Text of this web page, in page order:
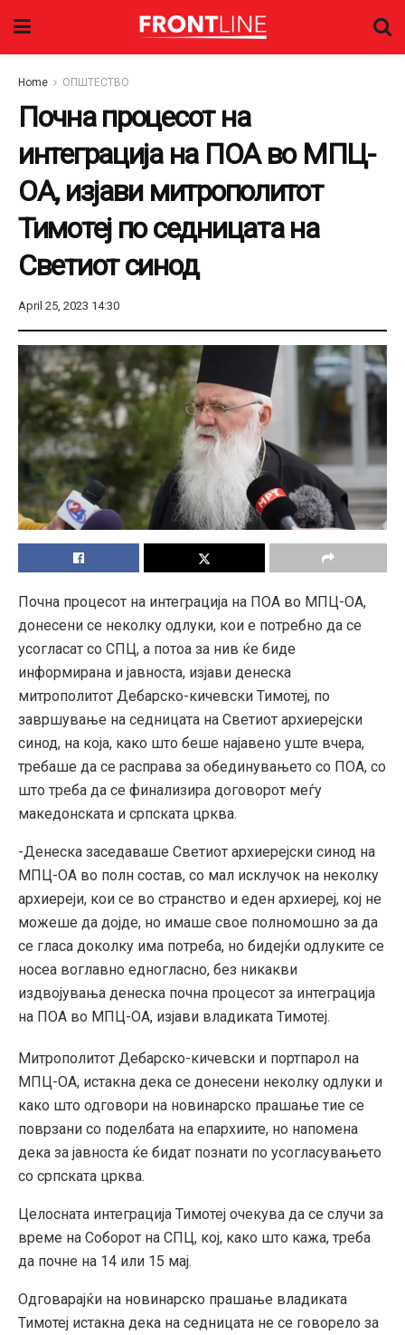
Home ОПШТЕСТВО
Почна процесот на
интеграција на ПОА во МПЦ-
ОА, изјави митрополитот
Тимотеј по седницата на
Светиот синод
April 25, 2023 14:30
Почна процесот на интеграција на ПОА во МПЦ-ОА,
донесени се неколку одлуки, кои е потребно да се
усогласат со СПЦ, а потоа за нив ќе биде
информирана и јавноста, изјави денеска
митрополитот Дебарско-кичевски Тимотеј, по
завршување на седницата на Светиот архиерејски
синод, на која, како што беше најавено уште вчера,
требаше да се расправа за обединувањето со ПОА, со
што треба да се финализира договорот меѓу
македонската и српската црква.
-Денеска заседаваше Светиот архиерејски синод на
МПЦ-ОА во полн состав, со мал исклучок на неколку
архиереји, кои се во странство и еден архиереј, кој не
можеше да дојде, но имаше свое полномошно за да
се гласа доколку има потреба, но бидејќи одлуките се
носеа воглавно едногласно, без никакви
издвојувања денеска почна процесот за интеграција
на ПОА во МПЦ-ОА, изјави владиката Тимотеј.
Митрополитот Дебарско-кичевски и портпарол на
МПЦ-ОА, истакна дека се донесени неколку одлуки и
како што одговори на новинарско прашање тие се
поврзани со поделбата на епархиите, но напомена
дека за јавноста ќе бидат познати по усогласувањето
со српската црква.
Целосната интеграција Тимотеј очекува да се случи за
време на Соборот на СПЦ, кој, како што кажа, треба
да почне на 14 или 15 мај.
Одговарајќи на новинарско прашање владиката
Тимотеј истакна дека на седницата не се говорело за